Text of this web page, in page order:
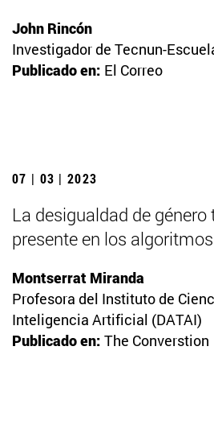
John Rincón
Investigador de Tecnun-
Publicado en: El Correo
07 | 03 | 2023
La desigualdad de
presente en los algoritmos
Montserrat Miranda
Profesora del Instituto de
Inteligencia Artificial (DATAI)
Publicado en: The Converstion